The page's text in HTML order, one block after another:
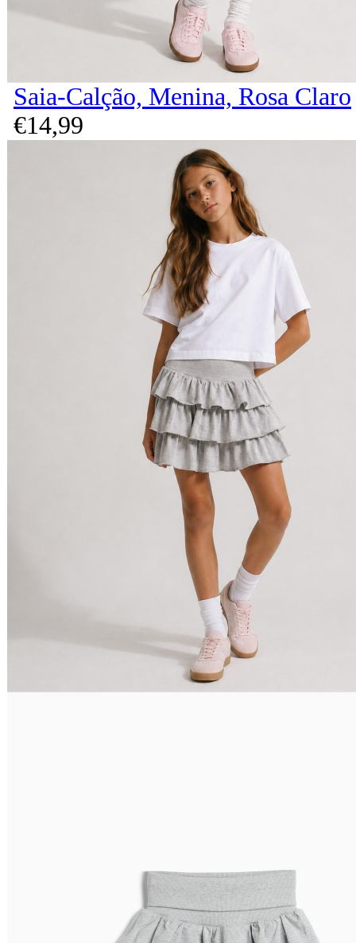
Saia-Calção, Menina, Rosa Claro
€14,99